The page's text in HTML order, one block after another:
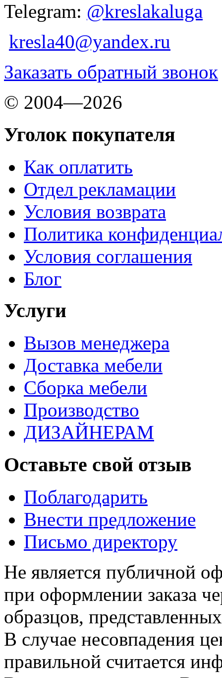
Telegram: @kreslakaluga
kresla40@yandex.ru
Заказать обратный звонок
© 2004—2026
Уголок покупателя
Как оплатить
Отдел рекламации
Условия возврата
Политика
Условия соглашения
Блог
Услуги
Вызов менеджера
Доставка мебели
Сборка мебели
Производство
ДИЗАЙНЕРАМ
Оставьте свой отзыв
Поблагодарить
Внести предложение
Письмо директору
Не является публичной
при оформлении заказа
образцов,
В случае несовпадения
правильной считается